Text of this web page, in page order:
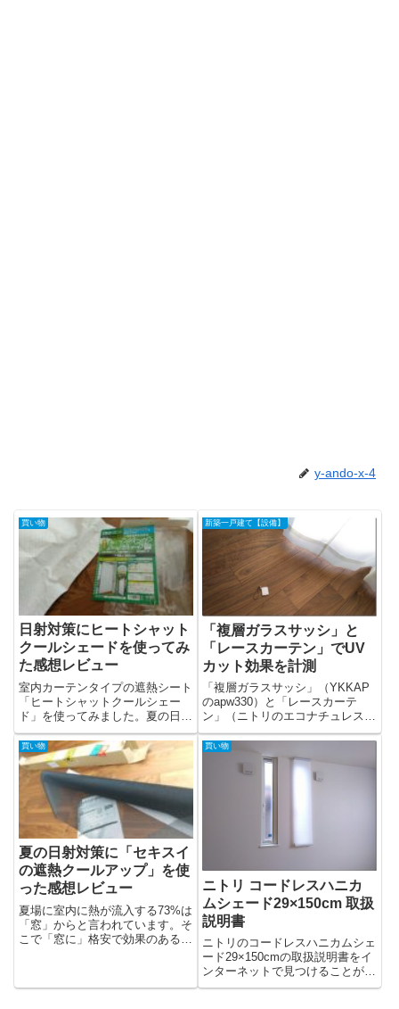
y-ando-x-4
買い物
日射対策にヒートシャット
クールシェードを使ってみ
た感想レビュー
室内カーテンタイプの遮熱シート
「ヒートシャットクールシェー
ド」を使ってみました。夏の日差
新築一戸建て【設備】
「複層ガラスサッシ」と
「レースカーテン」でUV
カット効果を計測
「複層ガラスサッシ」（YKKAP
のapw330）と「レースカーテ
ン」（ニトリのエコナチュレスケ
ール）...
買い物
夏の日射対策に「セキスイ
の遮熱クールアップ」を使
った感想レビュー
夏場に室内に熱が流入する73%は
「窓」からと言われています。そ
こで「窓に」格安で効果のある夏
買い物
ニトリ コードレスハニカ
ムシェード29×150cm 取扱
説明書
ニトリのコードレスハニカムシェ
ード29×150cmの取扱説明書をイ
ンターネットで見つけることが出
来な...